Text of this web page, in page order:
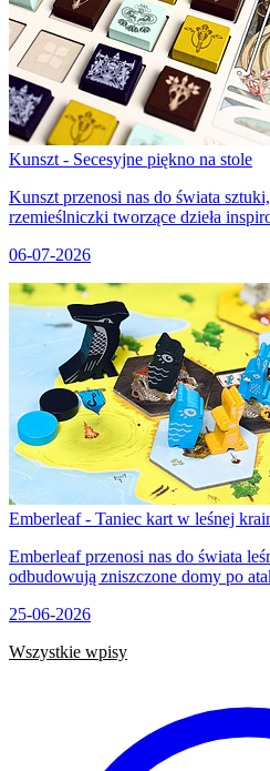
Kunszt - Secesyjne piękno na stole
Kunszt przenosi nas do świata
rzemieślniczki tworzące dzieła
06-07-2026
Emberleaf - Taniec kart w leśnej
Emberleaf przenosi nas do świata
odbudowują zniszczone domy po
25-06-2026
Wszystkie wpisy